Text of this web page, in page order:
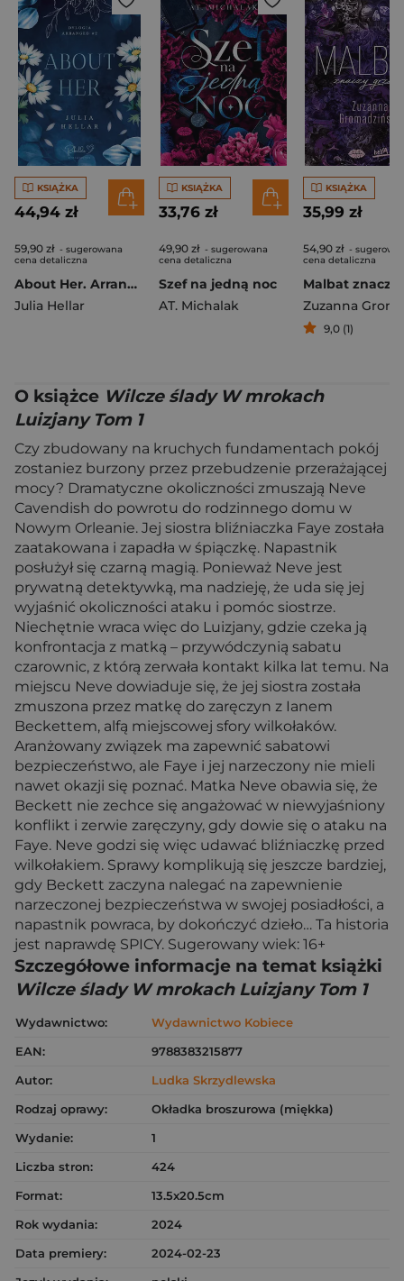
KSIĄŻKA
44,94 zł
59,90 zł - sugerowana
cena detaliczna
About Her. Arranged. Tom 2
Julia Hellar
KSIĄŻKA
33,76 zł
49,90 zł - sugerowana
cena detaliczna
Szef na jedną noc
AT. Michalak
KSIĄŻKA
35,99 zł
54,90 zł -
cena detaliczna
9,0 (1)
O książce Wilcze ślady W mrokach
Luizjany Tom 1
Czy zbudowany na kruchych fundamentach pokój
zostaniez burzony przez przebudzenie przerażającej
mocy? Dramatyczne okoliczności zmuszają Neve
Cavendish do powrotu do rodzinnego domu w
Nowym Orleanie. Jej siostra bliźniaczka Faye została
zaatakowana i zapadła w śpiączkę. Napastnik
posłużył się czarną magią. Ponieważ Neve jest
prywatną detektywką, ma nadzieję, że uda się jej
wyjaśnić okoliczności ataku i pomóc siostrze.
Niechętnie wraca więc do Luizjany, gdzie czeka ją
konfrontacja z matką – przywódczynią sabatu
czarownic, z którą zerwała kontakt kilka lat temu. Na
miejscu Neve dowiaduje się, że jej siostra została
zmuszona przez matkę do zaręczyn z Ianem
Beckettem, alfą miejscowej sfory wilkołaków.
Aranżowany związek ma zapewnić sabatowi
bezpieczeństwo, ale Faye i jej narzeczony nie mieli
nawet okazji się poznać. Matka Neve obawia się, że
Beckett nie zechce się angażować w niewyjaśniony
konflikt i zerwie zaręczyny, gdy dowie się o ataku na
Faye. Neve godzi się więc udawać bliźniaczkę przed
wilkołakiem. Sprawy komplikują się jeszcze bardziej,
gdy Beckett zaczyna nalegać na zapewnienie
narzeczonej bezpieczeństwa w swojej posiadłości, a
napastnik powraca, by dokończyć dzieło… Ta historia
jest naprawdę SPICY. Sugerowany wiek: 16+
Szczegółowe informacje na temat książki
Wilcze ślady W mrokach Luizjany Tom 1
Wydawnictwo:
Wydawnictwo Kobiece
EAN:
9788383215877
Autor:
Ludka Skrzydlewska
Rodzaj oprawy:
Okładka broszurowa (miękka)
Wydanie:
1
Liczba stron:
424
Format:
13.5x20.5cm
Rok wydania:
2024
Data premiery:
2024-02-23